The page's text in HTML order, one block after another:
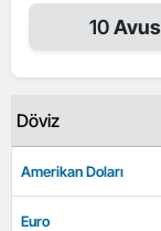
10
Döviz
Amerikan Doları
Euro